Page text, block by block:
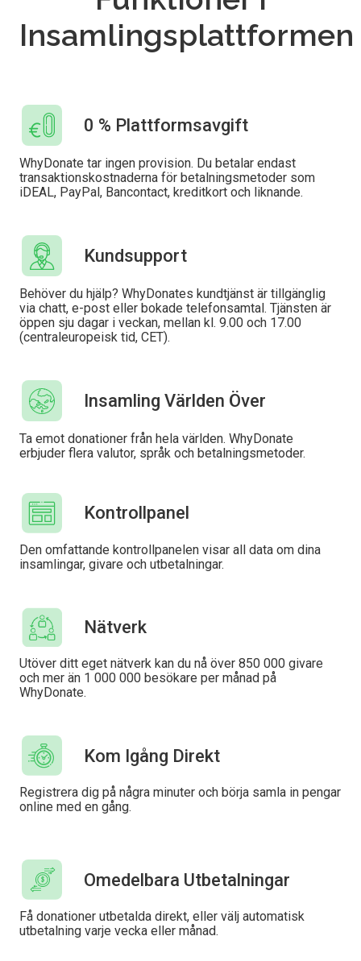
Insamlingsplattformen
0 % Plattformsavgift
WhyDonate tar ingen provision. Du betalar endast
transaktionskostnaderna för betalningsmetoder som
iDEAL, PayPal, Bancontact, kreditkort och liknande.
Kundsupport
Behöver du hjälp? WhyDonates kundtjänst är tillgänglig
via chatt, e-post eller bokade telefonsamtal. Tjänsten är
öppen sju dagar i veckan, mellan kl. 9.00 och 17.00
(centraleuropeisk tid, CET).
Insamling Världen Över
Ta emot donationer från hela världen. WhyDonate
erbjuder flera valutor, språk och betalningsmetoder.
Kontrollpanel
Den omfattande kontrollpanelen visar all data om dina
insamlingar, givare och utbetalningar.
Nätverk
Utöver ditt eget nätverk kan du nå över 850 000 givare
och mer än 1 000 000 besökare per månad på
WhyDonate.
Kom Igång Direkt
Registrera dig på några minuter och börja samla in pengar
online med en gång.
Omedelbara Utbetalningar
Få donationer utbetalda direkt, eller välj automatisk
utbetalning varje vecka eller månad.